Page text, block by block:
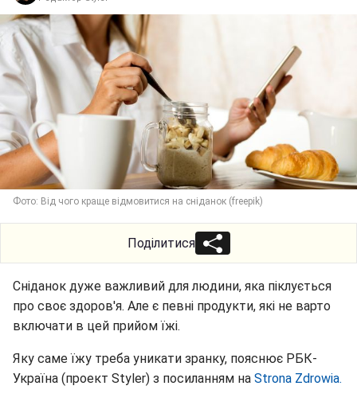
Фото: Від чого краще відмовитися на сніданок (freepik)
Поділитися
Сніданок дуже важливий для людини, яка піклується
про своє здоров'я. Але є певні продукти, які не варто
включати в цей прийом їжі.
Яку саме їжу треба уникати зранку, пояснює РБК-
Україна (проект Styler) з посиланням на Strona Zdrowia.